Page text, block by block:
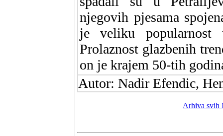
njegovih pjesama
je veliku
Prolaznost glazbenih
on je krajem 50-tih
Autor: Nadir Efendic,
Arhiva svih